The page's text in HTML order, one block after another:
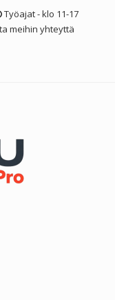
Työajat - klo 11-17
meihin yhteyttä